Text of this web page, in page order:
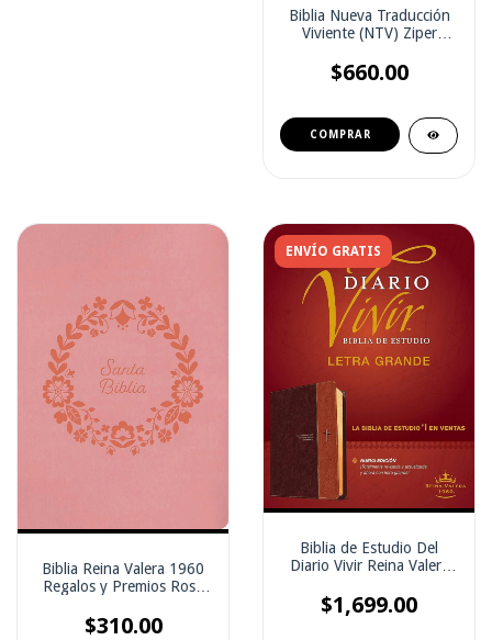
Biblia Nueva Traducción
Viviente (NTV) Ziper
$660.00
Biblia Reina Valera 1960
Regalos y Premios Rosa
$310.00
ENVÍO GRATIS
Biblia de Estudio Del
Diario Vivir Reina Valera
Piel Duotono Café con
Cruz EE 11 PTS
$1,699.00